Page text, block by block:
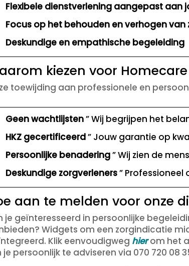
Flexibele dienstverlening aangepast aan
Focus op het behouden en verhogen
Deskundige en empathische begeleiding
kiezen voor Homecare
toewijding aan professionele en
Geen wachtlijsten” Wij begrijpen het
HKZ gecertificeerd” Jouw garantie op
Persoonlijke benadering” Wij zien de
Deskundige zorgverleners”
aan te melden voor onze
je geïnteresseerd in persoonlijke
Widgets om een zorgindicatie
Klik eenvoudigweg hierom het
je persoonlijk te adviseren via 070 720 08